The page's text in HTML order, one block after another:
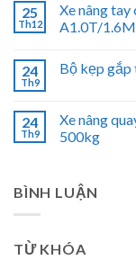
25
Th12
Xe nâng tay
A1.0T/
24
Th9
Bộ kẹp gắp
24
Th9
Xe nâng
500kg
BÌNH LUẬN
TỪ KHÓA